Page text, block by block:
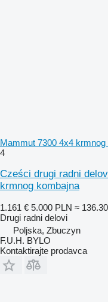
Mammut 7300 4x4 krmnog
4
Cześci drugi radni
krmnog kombajna
1.161 € 5.000 PLN ≈
Drugi radni delovi
Poljska, Zbuczyn
F.U.H. BYLO
Kontaktirajte prodavca